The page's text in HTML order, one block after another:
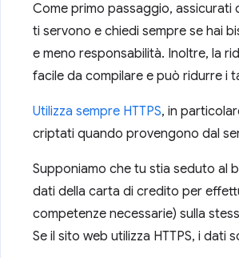
Come primo passaggio, assicurati
ti servono e chiedi sempre se hai
e meno responsabilità. Inoltre, la
facile da compilare e può ridurre i
Utilizza sempre HTTPS, in
criptati quando provengono dal
Supponiamo che tu stia seduto al
dati della carta di credito per
competenze necessarie) sulla
Se il sito web utilizza HTTPS, i